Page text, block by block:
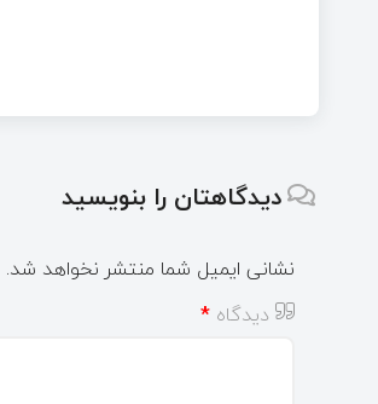
دیدگاهتان را بنویسید
نشانی ایمیل شما منتشر نخواهد شد.
دیدگاه *